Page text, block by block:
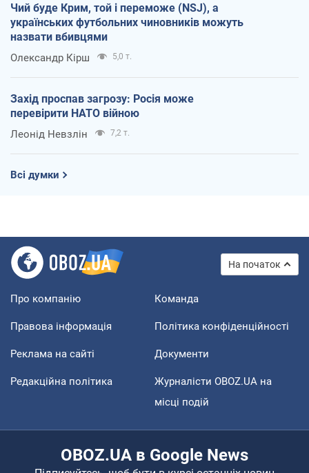
Чий буде Крим, той і переможе (NSJ), а
українських футбольних чиновників можуть
назвати вбивцями
Олександр Кірш 5,0 т.
Захід проспав загрозу: Росія може
перевірити НАТО війною
Леонід Невзлін 7,2 т.
Всі думки
На початок
Про компанію Команда
Правова інформація Політика конфіденційності
Реклама на сайті Документи
Редакційна політика
Журналісти OBOZ.UA на
місці подій
OBOZ.UA в Google News